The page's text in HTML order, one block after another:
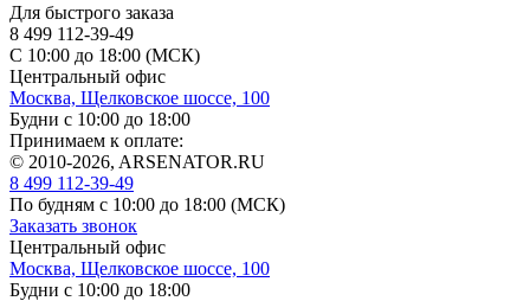
Для быстрого заказа
8 499 112-39-49
С 10:00 до 18:00 (МСК)
Центральный офис
Москва, Щелковское шоссе, 100
Будни с 10:00 до 18:00
Принимаем к оплате:
© 2010-2026, ARSENATOR.RU
8 499 112-39-49
По будням с 10:00 до 18:00 (МСК)
Заказать звонок
Центральный офис
Москва, Щелковское шоссе, 100
Будни с 10:00 до 18:00